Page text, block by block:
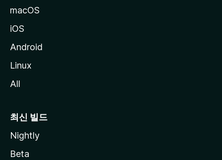
macOS
iOS
Android
Linux
All
최신 빌드
Nightly
Beta